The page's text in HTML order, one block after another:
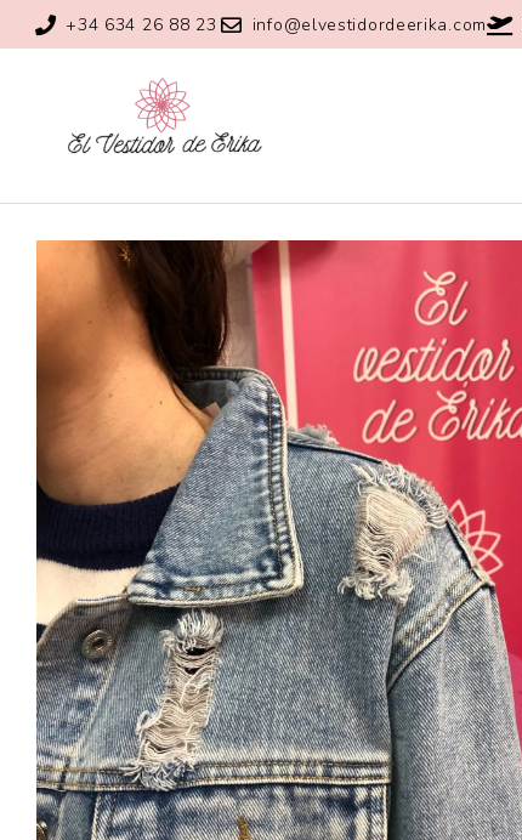
+34 634 26 88 23 info@elvestidordeerika.com